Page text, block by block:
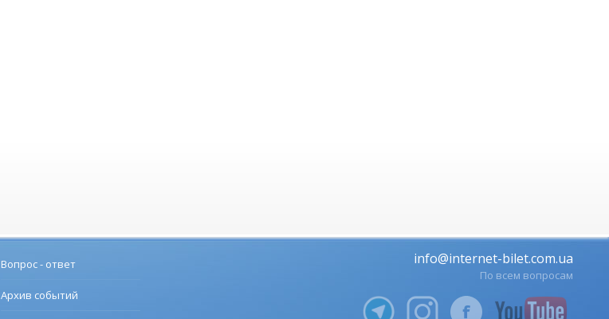
Вопрос - ответ
Архив событий
info@internet-bilet.com.ua
По всем вопросам